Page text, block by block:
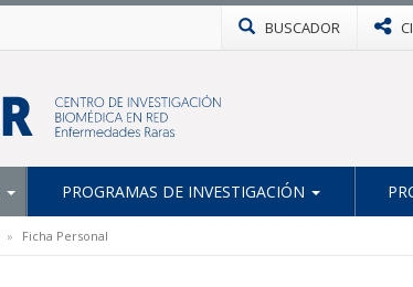
BUSCADOR
PROGRAMAS DE INVESTIGACIÓN
Ficha Personal